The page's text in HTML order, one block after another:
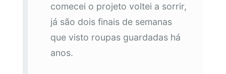
comecei o projeto voltei a sorrir,
já são dois finais de semanas
que visto roupas guardadas há
anos.